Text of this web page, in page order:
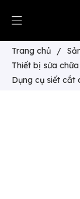
Trang chủ /
Thiết bị sửa
Dụng cụ siết cắt